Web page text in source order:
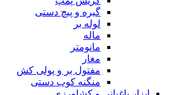
گیره و پیچ دستی
لوله بر
ماله
مانومتر
مغار
مفتول بر و پولی کش
منگنه کوب دستی